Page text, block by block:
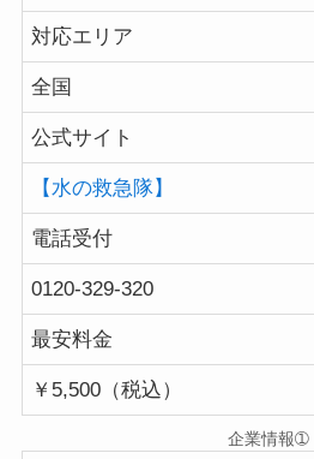
対応エリア
全国
公式サイト
【水の救急隊】
電話受付
0120-329-320
最安料金
￥5,500（税込）
企業情報➀